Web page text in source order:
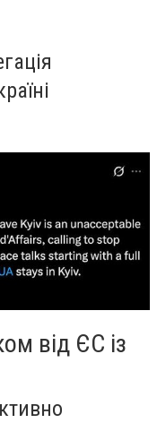
від ЄС із